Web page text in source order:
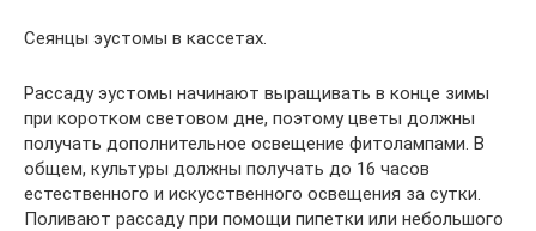
Сеянцы эустомы в кассетах.
Рассаду эустомы начинают выращивать в конце зимы
при коротком световом дне, поэтому цветы должны
получать дополнительное освещение фитолампами. В
общем, культуры должны получать до 16 часов
естественного и искусственного освещения за сутки.
Поливают рассаду при помощи пипетки или небольшого